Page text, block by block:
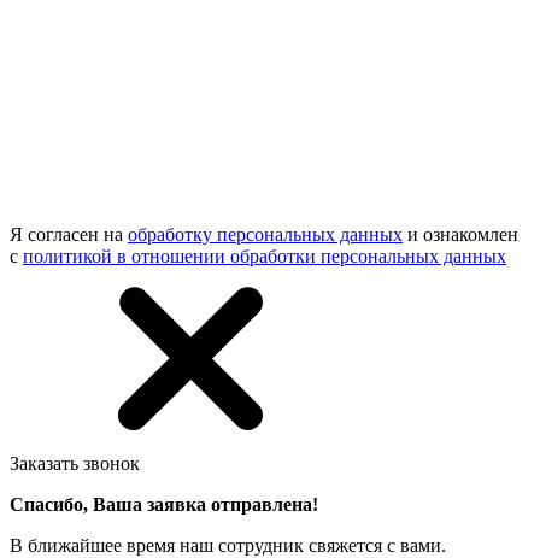
Я согласен на обработку персональных данных и ознакомлен
с политикой в отношении обработки персональных данных
Заказать звонок
Спасибо, Ваша заявка отправлена!
В ближайшее время наш сотрудник свяжется с вами.